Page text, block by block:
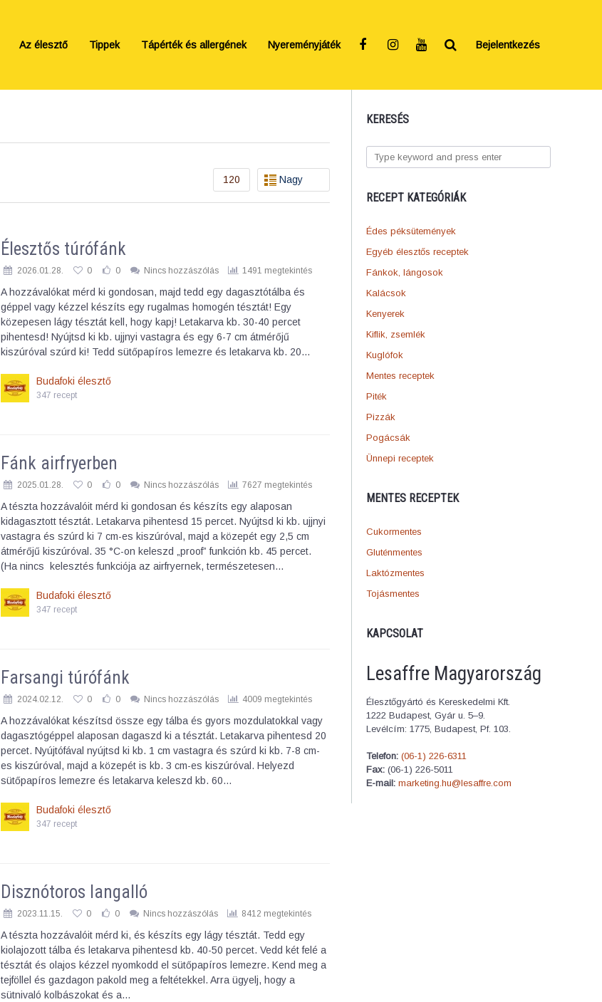
Az élesztő Tippek Tápérték és allergének Nyereményjáték Bejelentkezés
KERESÉS
RECEPT KATEGÓRIÁK
Édes péksütemények
Egyéb élesztős receptek
Fánkok, lángosok
Kalácsok
Kenyerek
Kiflik, zsemlék
Kuglófok
Mentes receptek
Piték
Pizzák
Pogácsák
Ünnepi receptek
MENTES RECEPTEK
Cukormentes
Gluténmentes
Laktózmentes
Tojásmentes
KAPCSOLAT
Lesaffre Magyarország
Élesztőgyártó és Kereskedelmi Kft.
1222 Budapest, Gyár u. 5–9.
Levélcím: 1775, Budapest, Pf. 103.
Telefon: (06-1) 226-6311
Fax: (06-1) 226-5011
E-mail: marketing.hu@lesaffre.com
Nagy
120
Élesztős túrófánk
2026.01.28. 0 0 Nincs hozzászólás 1491 megtekintés
A hozzávalókat mérd ki gondosan, majd tedd egy dagasztótálba és
géppel vagy kézzel készíts egy rugalmas homogén tésztát! Egy
közepesen lágy tésztát kell, hogy kapj! Letakarva kb. 30-40 percet
pihentesd! Nyújtsd ki kb. ujjnyi vastagra és egy 6-7 cm átmérőjű
kiszúróval szúrd ki! Tedd sütőpapíros lemezre és letakarva kb. 20…
Budafoki élesztő
347 recept
Fánk airfryerben
2025.01.28. 0 0 Nincs hozzászólás 7627 megtekintés
A tészta hozzávalóit mérd ki gondosan és készíts egy alaposan
kidagasztott tésztát. Letakarva pihentesd 15 percet. Nyújtsd ki kb. ujjnyi
vastagra és szúrd ki 7 cm-es kiszúróval, majd a közepét egy 2,5 cm
átmérőjű kiszúróval. 35 °C-on keleszd „proof” funkción kb. 45 percet.
(Ha nincs kelesztés funkciója az airfryernek, természetesen…
Budafoki élesztő
347 recept
Farsangi túrófánk
2024.02.12. 0 0 Nincs hozzászólás 4009 megtekintés
A hozzávalókat készítsd össze egy tálba és gyors mozdulatokkal vagy
dagasztógéppel alaposan dagaszd ki a tésztát. Letakarva pihentesd 20
percet. Nyújtófával nyújtsd ki kb. 1 cm vastagra és szúrd ki kb. 7-8 cm-
es kiszúróval, majd a közepét is kb. 3 cm-es kiszúróval. Helyezd
sütőpapíros lemezre és letakarva keleszd kb. 60…
Budafoki élesztő
347 recept
Disznótoros langalló
2023.11.15. 0 0 Nincs hozzászólás 8412 megtekintés
A tészta hozzávalóit mérd ki, és készíts egy lágy tésztát. Tedd egy
kiolajozott tálba és letakarva pihentesd kb. 40-50 percet. Vedd két felé a
tésztát és olajos kézzel nyomkodd el sütőpapíros lemezre. Kend meg a
tejföllel és gazdagon pakold meg a feltétekkel. Arra ügyelj, hogy a
sütnivaló kolbászokat és a…